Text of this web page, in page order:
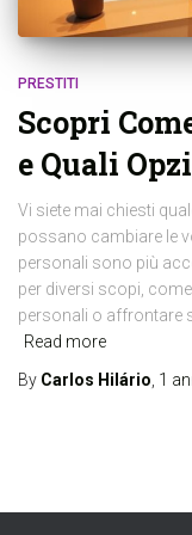
PRESTITI
Scopri
e Quali
Vi siete mai chiesti
possano cambiare le
personali sono più
per diversi scopi,
personali o affrontare
Read more
By Carlos Hilário 1